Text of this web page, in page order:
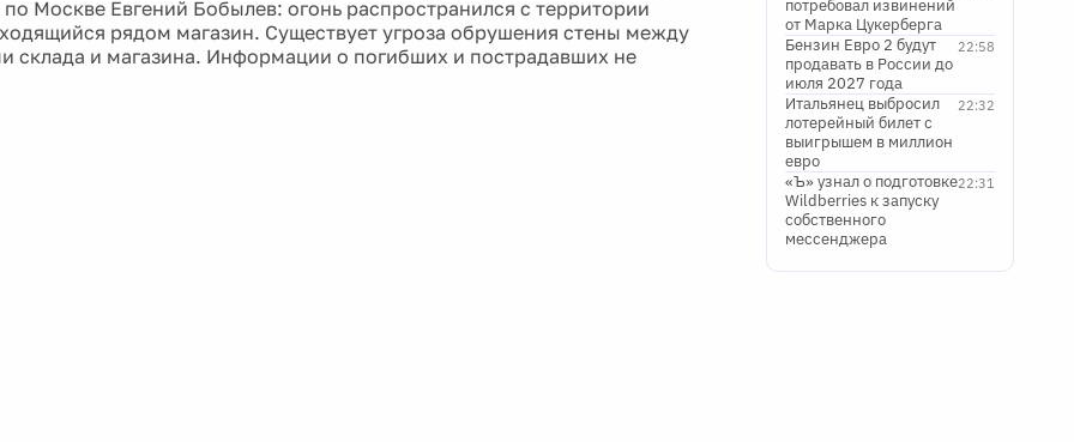
Москве Евгений Бобылев: огонь распространился с территории
рядом магазин. Существует угроза обрушения стены между
склада и магазина. Информации о погибших и пострадавших не
потребовал извинений
от Марка Цукерберга
22:58
Бензин Евро 2 будут
продавать в России до
июля 2027 года
22:32
Итальянец выбросил
лотерейный билет с
выигрышем в миллион
евро
22:31
«Ъ» узнал о подготовке
Wildberries к запуску
собственного
мессенджера